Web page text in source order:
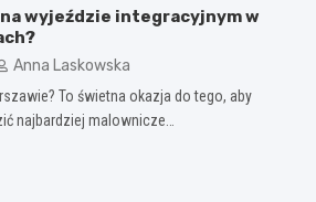
wyjeździe integracyjnym w
Anna Laskowska
To świetna okazja do tego, aby
najbardziej malownicze…